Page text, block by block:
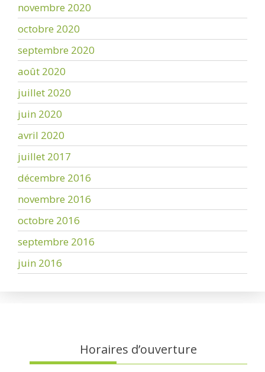
novembre 2020
octobre 2020
septembre 2020
août 2020
juillet 2020
juin 2020
avril 2020
juillet 2017
décembre 2016
novembre 2016
octobre 2016
septembre 2016
juin 2016
Horaires d’ouverture